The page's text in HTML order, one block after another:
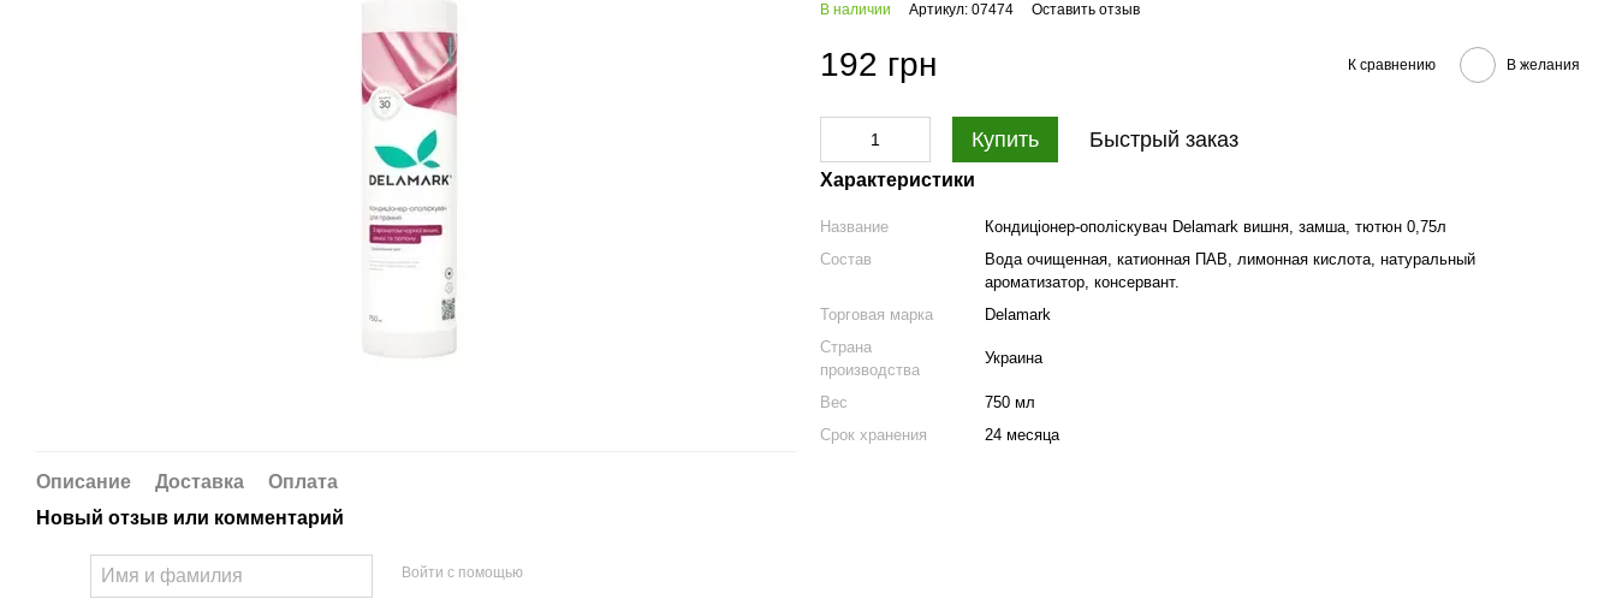
Описание Доставка
Оплата
Новый отзыв или комментарий
Войти с помощью
В наличии Артикул: 07474 Оставить отзыв
192 грн К сравнению В желания
Купить Быстрый заказ
Характеристики
Название
Кондиціонер-ополіскувач Delamark вишня, замша, тютюн 0,75л
Состав
Вода очищенная, катионная ПАВ, лимонная кислота, натуральный
ароматизатор, консервант.
Торговая марка
Delamark
Страна
производства
Украина
Вес
750 мл
Срок хранения
24 месяца